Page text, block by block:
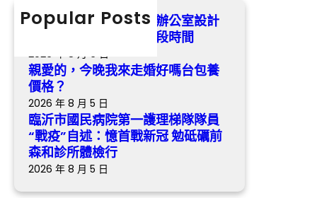
憶
h
Popular Posts
沒能帶回鼎力神杯億嵐辦公室設計
姆巴佩：苦楚將持續一段時間
2026 年 8 月 6 日
親愛的，今晚我來走婚好嗎台包養
價格？
2026 年 8 月 5 日
臨沂市國民病院第一護理梯隊隊員
“戰疫”自述：憶首戰新冠 勉砥礪前
森和診所體檢行
2026 年 8 月 5 日